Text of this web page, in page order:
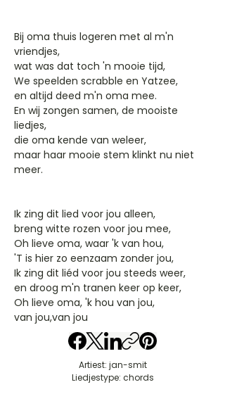
Bij oma thuis logeren met al m'n
vriendjes,
wat was dat toch 'n mooie tijd,
We speelden scrabble en Yatzee,
en altijd deed m'n oma mee.
En wij zongen samen, de mooiste
liedjes,
die oma kende van weleer,
maar haar mooie stem klinkt nu niet
meer.
Ik zing dit lied voor jou alleen,
breng witte rozen voor jou mee,
Oh lieve oma, waar 'k van hou,
'T is hier zo eenzaam zonder jou,
Ik zing dit liéd voor jou steeds weer,
en droog m'n tranen keer op keer,
Oh lieve oma, 'k hou van jou,
van jou,van jou
Artiest: jan-smit
Liedjestype: chords